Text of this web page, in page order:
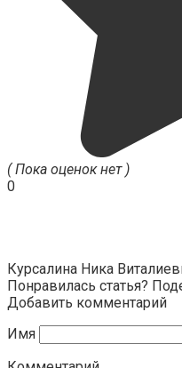
( Пока оценок нет )
0
Курсалина Ника
Понравилась статья?
Добавить комментарий
Имя